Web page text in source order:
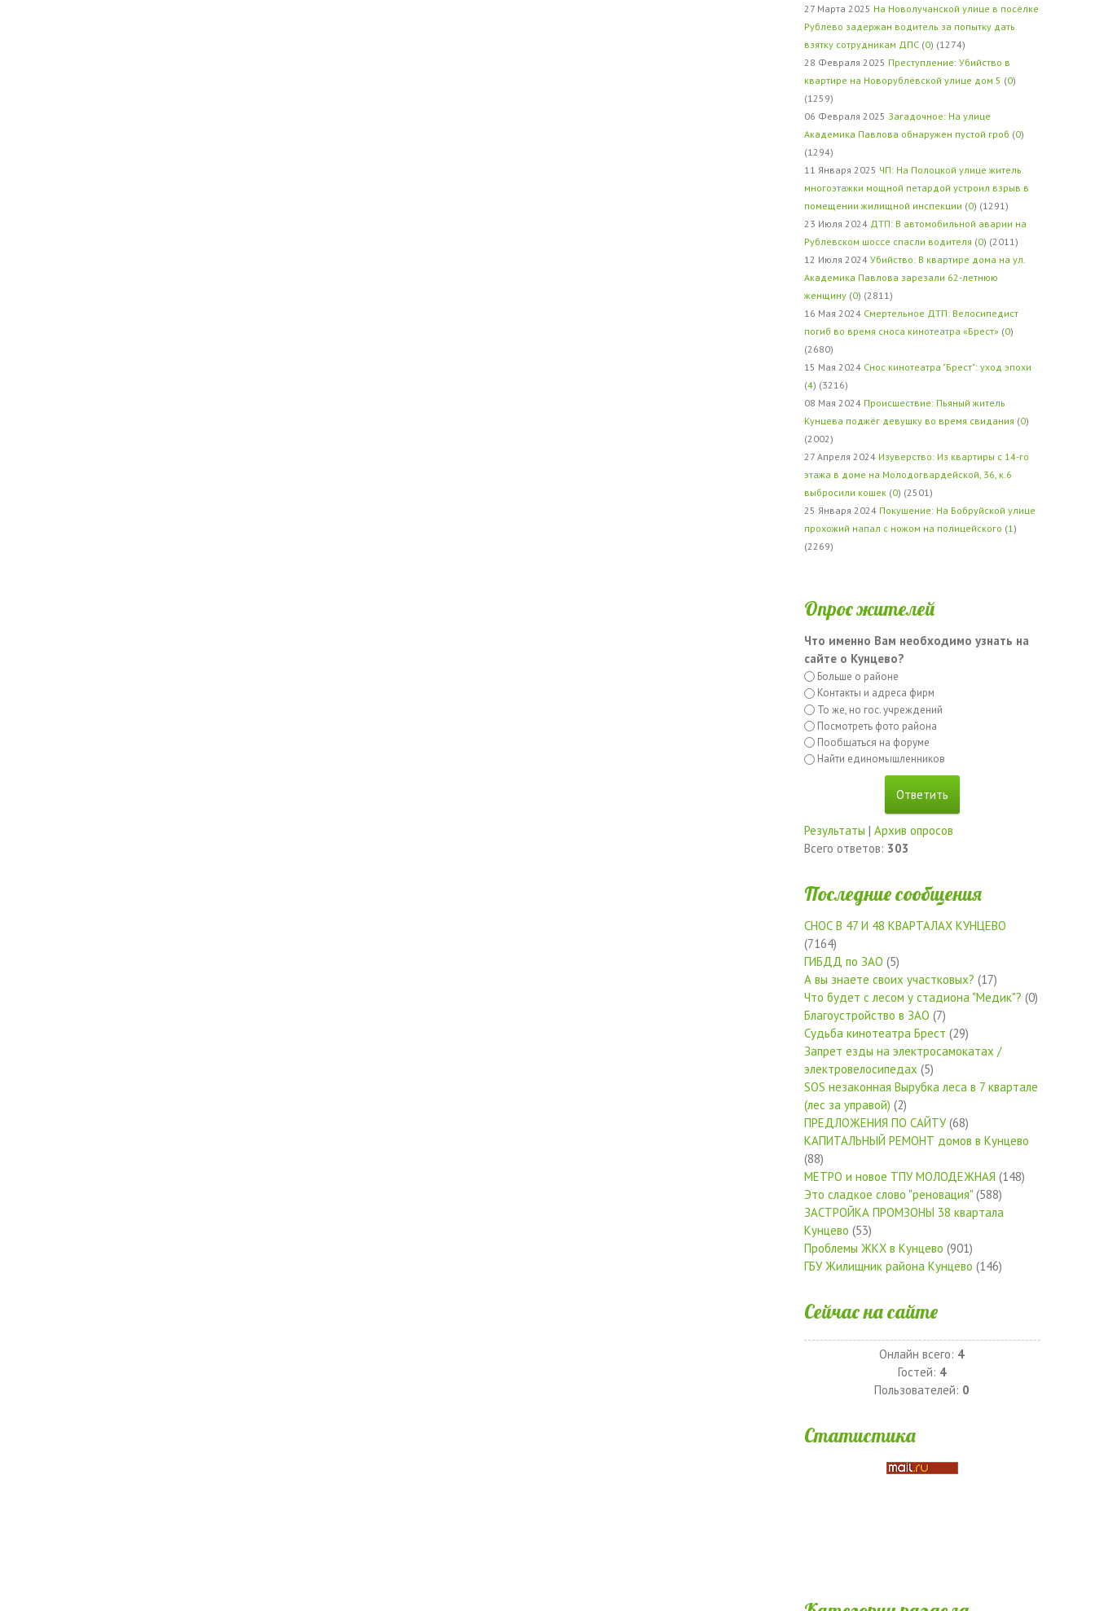
27 Марта 2025 На Новолучанской улице в посёлке
Рублёво задержан водитель за попытку дать
взятку сотрудникам ДПС (0) (1274)
28 Февраля 2025 Преступление: Убийство в
квартире на Новорублёвской улице дом 5 (0)
(1259)
06 Февраля 2025 Загадочное: На улице
Академика Павлова обнаружен пустой гроб (0)
(1294)
11 Января 2025 ЧП: На Полоцкой улице житель
многоэтажки мощной петардой устроил взрыв в
помещении жилищной инспекции (0) (1291)
23 Июля 2024 ДТП: В автомобильной аварии на
Рублёвском шоссе спасли водителя (0) (2011)
12 Июля 2024 Убийство: В квартире дома на ул.
Академика Павлова зарезали 62-летнюю
женщину (0) (2811)
16 Мая 2024 Смертельное ДТП: Велосипедист
погиб во время сноса кинотеатра «Брест» (0)
(2680)
15 Мая 2024 Снос кинотеатра "Брест": уход эпохи
(4) (3216)
08 Мая 2024 Происшествие: Пьяный житель
Кунцева поджёг девушку во время свидания (0)
(2002)
27 Апреля 2024 Изуверство: Из квартиры с 14-го
этажа в доме на Молодогвардейской, 36, к.6
выбросили кошек (0) (2501)
25 Января 2024 Покушение: На Бобруйской улице
прохожий напал с ножом на полицейского (1)
(2269)
Опрос жителей
Что именно Вам необходимо узнать на
сайте о Кунцево?
Больше о районе
Контакты и адреса фирм
То же, но гос. учреждений
Посмотреть фото района
Пообщаться на форуме
Найти единомышленников
Результаты | Архив опросов
Всего ответов: 303
Последние сообщения
СНОС В 47 И 48 КВАРТАЛАХ КУНЦЕВО
(7164)
ГИБДД по ЗАО (5)
А вы знаете своих участковых? (17)
Что будет с лесом у стадиона "Медик"? (0)
Благоустройство в ЗАО (7)
Судьба кинотеатра Брест (29)
Запрет езды на электросамокатах /
электровелосипедах (5)
SOS незаконная Вырубка леса в 7 квартале
(лес за управой) (2)
ПРЕДЛОЖЕНИЯ ПО САЙТУ(68)
КАПИТАЛЬНЫЙ РЕМОНТ домов в Кунцево
(88)
МЕТРО и новое ТПУ МОЛОДЕЖНАЯ (148)
Это сладкое слово "реновация"(588)
ЗАСТРОЙКА ПРОМЗОНЫ 38 квартала
Кунцево (53)
Проблемы ЖКХ в Кунцево (901)
ГБУ Жилищник района Кунцево (146)
Сейчас на сайте
Онлайн всего: 4
Гостей: 4
Пользователей: 0
Статистика